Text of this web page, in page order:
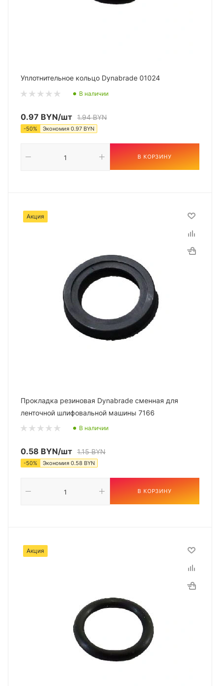
Уплотнительное кольцо Dynabrade 01024
В наличии
0.97 BYN/шт 1.94BYN
-50% Экономия 0.97 BYN
В КОРЗИНУ
Акция
Прокладка резиновая Dynabrade сменная для
ленточной шлифовальной машины 7166
В наличии
0.58 BYN/шт 1.15BYN
-50% Экономия 0.58 BYN
В КОРЗИНУ
Акция